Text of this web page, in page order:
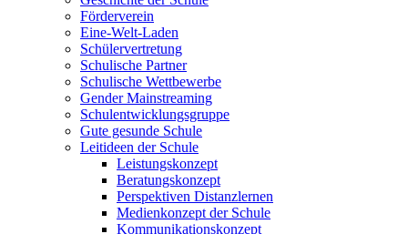
Förderverein
Eine-Welt-Laden
Schülervertretung
Schulische Partner
Schulische Wettbewerbe
Gender Mainstreaming
Schulentwicklungsgruppe
Gute gesunde Schule
Leitideen der Schule
Leistungskonzept
Beratungskonzept
Perspektiven Distanzlernen
Medienkonzept der Schule
Kommunikationskonzept